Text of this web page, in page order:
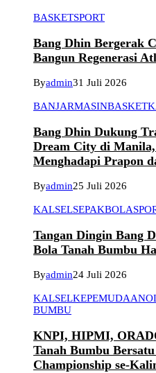
BASKETSPORT
Bang Dhin Bergerak
Bangun Regenerasi
Byadmin31 Juli 2026
BANJARMASINBASKET
Bang Dhin Dukung
Dream City di Manila,
Menghadapi Prapon
Byadmin25 Juli 2026
KALSELSEPAKBOLA
Tangan Dingin Bang
Bola Tanah Bumbu
Byadmin24 Juli 2026
KALSELKEPEMUDAAN
BUMBU
KNPI, HIPMI,
Tanah Bumbu
Championship se-